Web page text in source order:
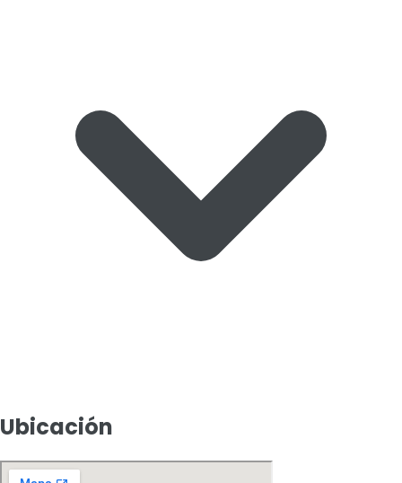
Ubicación